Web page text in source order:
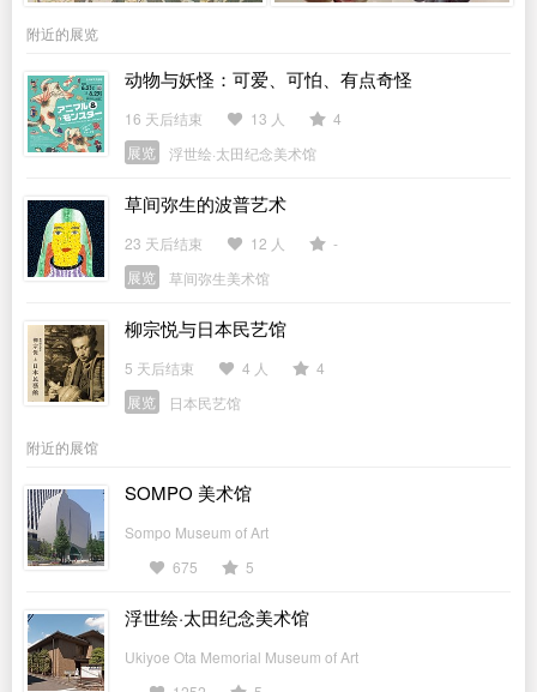
附近的展览
动物与妖怪：可爱、可怕、有点奇怪
16 天后结束 13 人
4
展览
浮世绘·太田纪念美术馆
草间弥生的波普艺术
23 天后结束 12 人
-
展览
草间弥生美术馆
柳宗悦与日本民艺馆
5 天后结束 4 人
4
展览
日本民艺馆
附近的展馆
SOMPO 美术馆
Sompo Museum of Art
675
5
浮世绘·太田纪念美术馆
Ukiyoe Ota Memorial Museum of Art